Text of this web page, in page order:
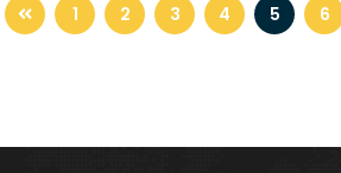
1 2 3 4 5 6